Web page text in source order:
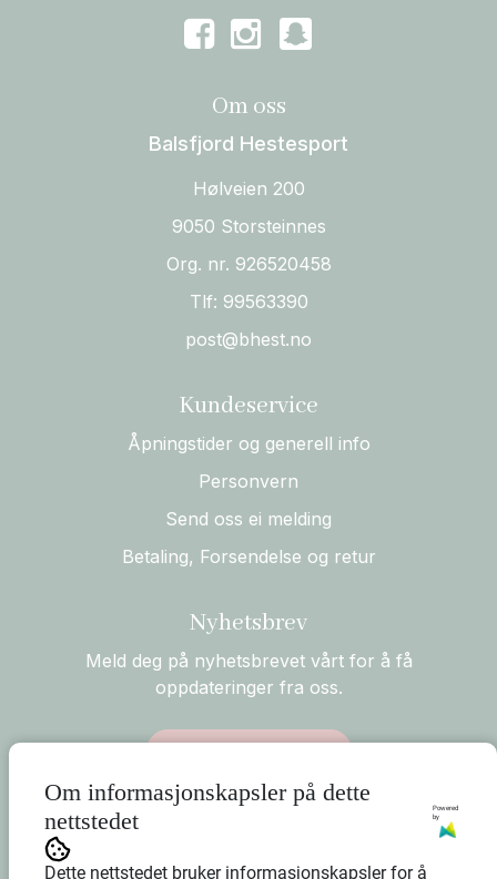
Om oss
Balsfjord Hestesport
Hølveien 200
9050 Storsteinnes
Org. nr. 926520458
Tlf: 99563390
post@bhest.no
Kundeservice
Åpningstider og generell info
Personvern
Send oss ei melding
Betaling, Forsendelse og retur
Nyhetsbrev
Meld deg på nyhetsbrevet vårt for å få
oppdateringer fra oss.
Om informasjonskapsler på dette
nettstedet
Powered
by
Dette nettstedet bruker informasjonskapsler for å